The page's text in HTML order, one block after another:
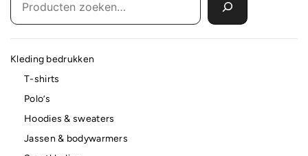
Kleding bedrukken
T-shirts
Polo’s
Hoodies & sweaters
Jassen & bodywarmers